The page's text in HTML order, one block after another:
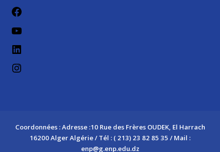
لينكد إن
Coordonnées : Adresse :10 Rue des Frères OUDEK, El Harrach
16200 Alger Algérie / Tél : ( 213) 23 82 85 35 / Mail :
enp@g.enp.edu.dz